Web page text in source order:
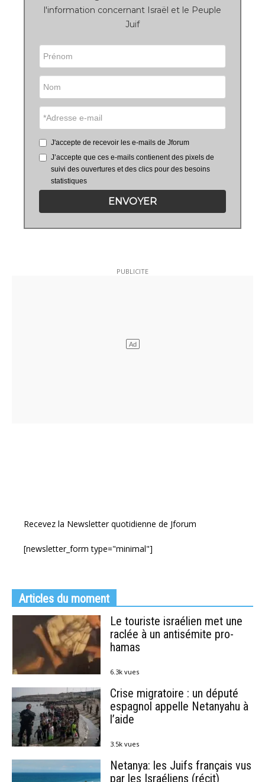
l'information concernant Israël et le Peuple
Juif
J'accepte de recevoir les e-mails de Jforum
J’accepte que ces e-mails contienent des pixels de
suivi des ouvertures et des clics pour des besoins
statistiques
ENVOYER
Recevez la Newsletter quotidienne de Jforum
[newsletter_form type="minimal"]
Articles du moment
Le touriste israélien met une
raclée à un antisémite pro-
hamas
6.3k vues
Crise migratoire : un député
espagnol appelle Netanyahu à
l’aide
3.5k vues
Netanya: les Juifs français vus
par les Israéliens (récit)